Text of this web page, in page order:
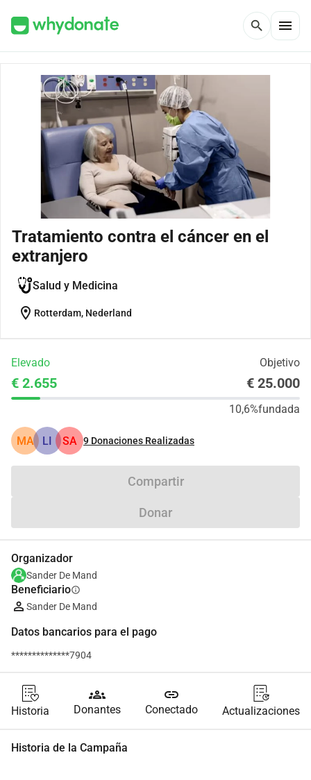
search menu
Tratamiento contra el cáncer en el
extranjero
Salud y Medicina
location_on Rotterdam, Nederland
Elevado Objetivo
€ 2.655 € 25.000
10,6%fundada
MA LI SA 9 Donaciones Realizadas
Compartir
Donar
Organizador
Sander De Mand
Beneficiarioinfo
Sander De Mand
Datos bancarios para el pago
**************7904
Historia
groups
Donantes
link
Conectado Actualizaciones
Historia de la Campaña